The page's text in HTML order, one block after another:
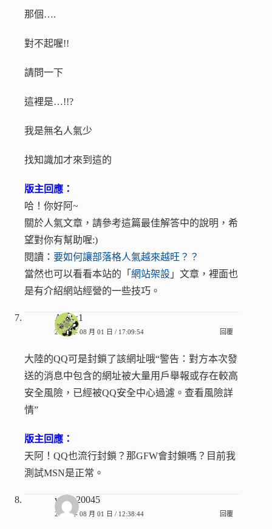
那個….
對不起喔!!
請問一下
這裡是…!!?
我是無名人氣少
找知識加才來到這的
版主回應：
哈！你好阿~
關於人氣文章，請參考這篇最佳解答中的說明，希
望對你有幫助喔:)
閱讀： 要如何讓部落格人氣越來越旺？？
當然也可以看看本站的「 網站架設 」文章，裡面也
是有介紹網站經營的一些技巧。
Achix1
2008 年 08 月 01 日 / 17:09:54 回覆
大陸的QQ可是封鎖了該網址哦“警告：對方本次發
送的消息中包含的網址被大量用戶舉報或存在較高
安全風險，已經被QQ安全中心過濾。查看風險詳
情”
版主回應：
天阿！QQ也流行封鎖？那GFW會封鎖嗎？目前我
測試MSN是正常。
vicky20045
2008 年 08 月 01 日 / 12:38:44 回覆